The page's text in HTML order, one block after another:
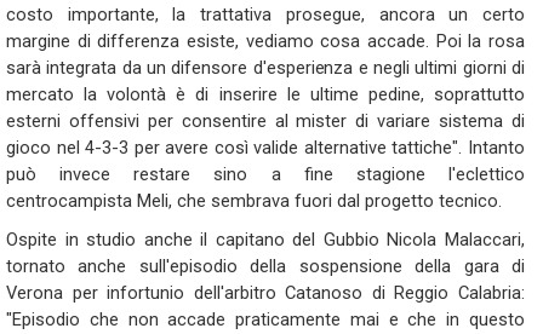
costo importante, la trattativa prosegue, ancora un certo
margine di differenza esiste, vediamo cosa accade. Poi la rosa
sarà integrata da un difensore d'esperienza e negli ultimi giorni di
mercato la volontà è di inserire le ultime pedine, soprattutto
esterni offensivi per consentire al mister di variare sistema di
gioco nel 4-3-3 per avere così valide alternative tattiche". Intanto
può invece restare sino a fine stagione l'eclettico
centrocampista Meli, che sembrava fuori dal progetto tecnico.
Ospite in studio anche il capitano del Gubbio Nicola Malaccari,
tornato anche sull'episodio della sospensione della gara di
Verona per infortunio dell'arbitro Catanoso di Reggio Calabria:
"Episodio che non accade praticamente mai e che in questo